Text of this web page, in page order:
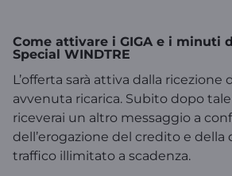
Come attivare i GIGA e i minuti
Special WINDTRE
L’offerta sarà attiva dalla ricezione
avvenuta ricarica. Subito dopo
riceverai un altro messaggio a
dell’erogazione del credito e
traffico illimitato a scadenza.